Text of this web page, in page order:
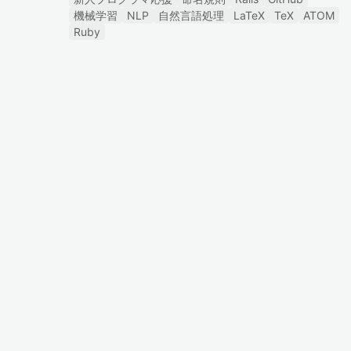
機械学習
NLP 自然言語処理 LaTeX TeX
ATOM
Ruby